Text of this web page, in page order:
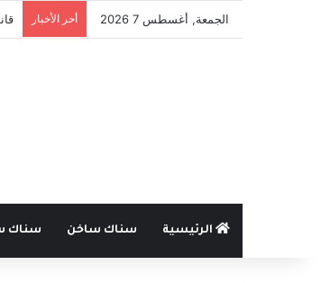
الجمعة, أغسطس 7 2026 أخر الأخبار
الرئيسية سناك ساخن سناك